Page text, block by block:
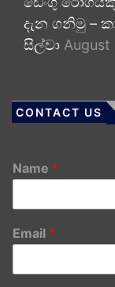
දැන ගනිමු –
සිල්වා August
CONTACT US
Name *
Email *